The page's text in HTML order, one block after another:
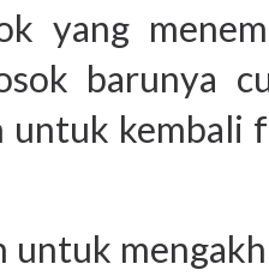
yang
barunya
untuk kembali
untuk